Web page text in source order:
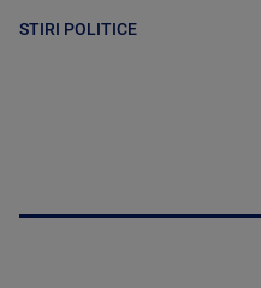
STIRI POLITICE